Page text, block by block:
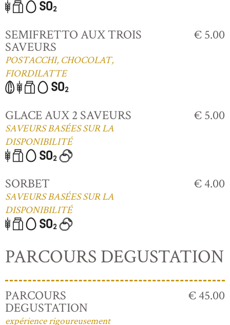
SEMIFRETTO AUX TROIS
SAVEURS
POSTACCHI, CHOCOLAT,
FIORDILATTE
€ 5.00
GLACE AUX 2 SAVEURS
SAVEURS BASÉES SUR LA
DISPONIBILITÉ
€ 5.00
SORBET
SAVEURS BASÉES SUR LA
DISPONIBILITÉ
€ 4.00
PARCOURS DEGUSTATION
PARCOURS
DEGUSTATION
expérience rigoureusement
€ 45.00